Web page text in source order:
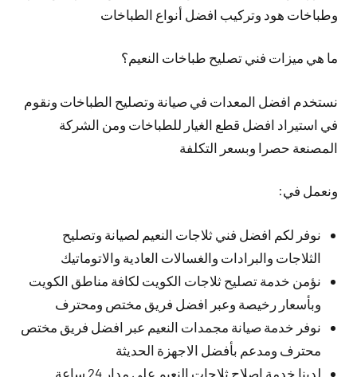
وطباخات هود وتركيب افضل أنواع الطباخات
ما هي ميزات فني تصليح طباخات النعيم؟
نستخدم افضل المعدات في صيانة وتصليح الطباخات ونقوم
في استيراد افضل قطع الغيار للطباخات ومن الشركة
المصنعة حصرا وبسعر التكلفة
ونعمل في:
نوفر لكم افضل فني ثلاجات النعيم لصيانة وتصليح
الثلاجات والبرادات والغسالات العادية والاتوماتيك
نؤمن خدمة تصليح ثلاجات الكويت لكافة مناطق الكويت
وبأسعار رخيصة وعبر افضل فريق مختص ومحترف
نوفر خدمة صيانة مجمدات النعيم عبر افضل فريق مختص
محترف ومدعم بأفضل الاجهزة الحديثة
لدينا خدمة اصلاح ثلاجات النعيم على مدار 24 ساعة